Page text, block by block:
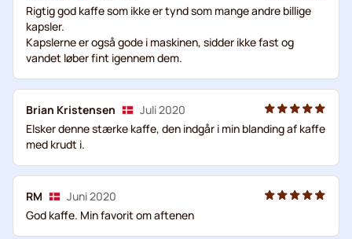
Rigtig god kaffe som ikke er tynd som mange andre billige
kapsler.
Kapslerne er også gode i maskinen, sidder ikke fast og
vandet løber fint igennem dem.
Brian Kristensen
Juli 2020
Elsker denne stærke kaffe, den indgår i min blanding af kaffe
med krudt i.
RM
Juni 2020
God kaffe. Min favorit om aftenen